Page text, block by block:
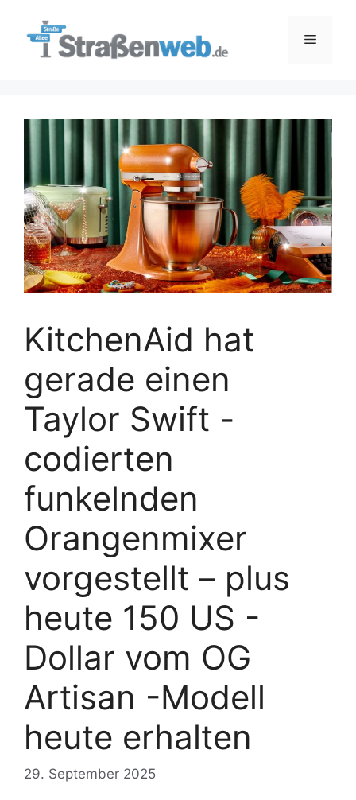
Menü
KitchenAid hat
gerade einen
Taylor Swift -
codierten
funkelnden
Orangenmixer
vorgestellt – plus
heute 150 US -
Dollar vom OG
Artisan -Modell
heute erhalten
29. September 2025